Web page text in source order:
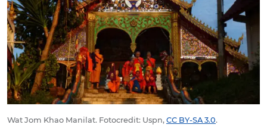
Wat Jom Khao Manilat. Fotocredit: Uspn, CC BY-SA 3.0.